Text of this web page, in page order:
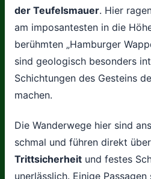
der Teufelsmauer. Hier
am imposantesten in die
berühmten „Hamburger
sind geologisch besonders
Schichtungen des Gesteins
machen.
Die Wanderwege hier sind
schmal und führen direkt
Trittsicherheit und festes
unerlässlich. Einige